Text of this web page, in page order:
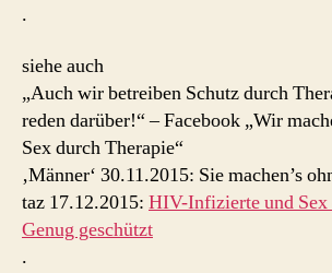
.
siehe auch
„Auch wir betreiben Schutz durch
reden darüber!“ – Facebook „Wir
Sex durch Therapie“
‚Männer‘ 30.11.2015: Sie machen’s
taz 17.12.2015: HIV-Infizierte und Sex
Genug geschützt
.